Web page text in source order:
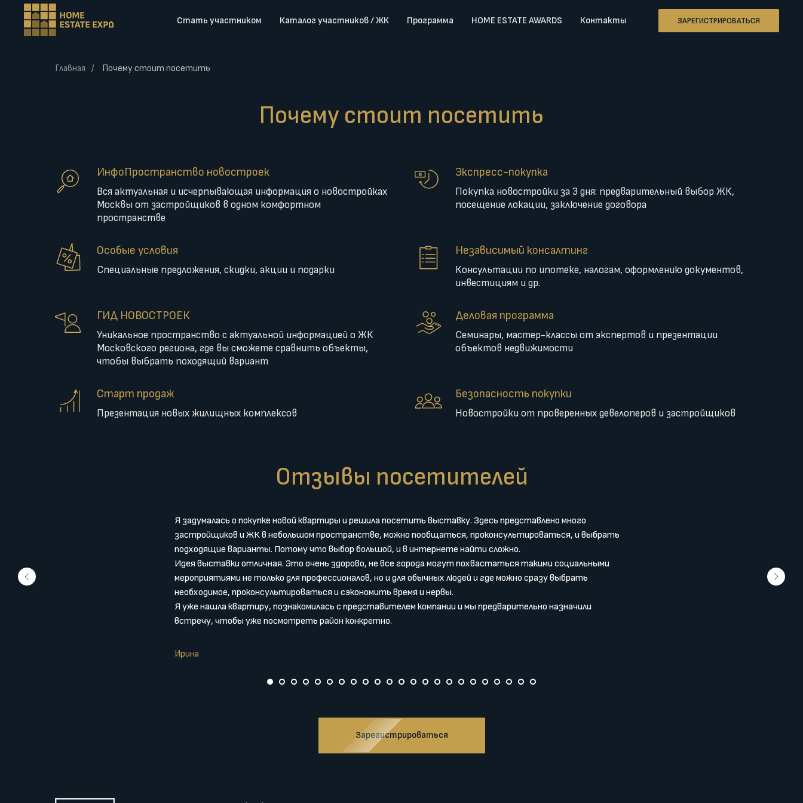
Стать участником Каталог участников / ЖК Программа HOME ESTATE AWARDS Контакты ЗАРЕГИСТРИРОВАТЬСЯ
Главная / Почему стоит посетить
Почему стоит посетить
ИнфоПространство новостроек
Вся актуальная и исчерпывающая информация о новостройках
Москвы от застройщиков в одном комфортном
пространстве
Экспресс-покупка
Покупка новостройки за 3 дня: предварительный выбор ЖК,
посещение локации, заключение договора
Особые условия
Специальные предложения, скидки, акции и подарки
Независимый консалтинг
Консультации по ипотеке, налогам, оформлению документов,
инвестициям и др.
ГИД НОВОСТРОЕК
Уникальное пространство с актуальной информацией о ЖК
Московского региона, где вы сможете сравнить объекты,
чтобы выбрать походящий вариант
Деловая программа
Семинары, мастер-классы от экспертов и презентации
объектов недвижимости
Старт продаж
Презентация новых жилищных комплексов
Безопасность покупки
Новостройки от проверенных девелоперов и застройщиков
Отзывы посетителей
Я задумалась о покупке новой квартиры и решила посетить выставку. Здесь представлено много
застройщиков и ЖК в небольшом пространстве, можно пообщаться, проконсультироваться, и выбрать
подходящие варианты. Потому что выбор большой, и в интернете найти сложно.
Идея выставки отличная. Это очень здорово, не все города могут похвастаться такими социальными
мероприятиями не только для профессионалов, но и для обычных людей и где можно сразу выбрать
необходимое, проконсультироваться и сэкономить время и нервы.
Я уже нашла квартиру, познакомилась с представителем компании и мы предварительно назначили
встречу, чтобы уже посмотреть район конкретно.
Ирина
Зарегистрироваться